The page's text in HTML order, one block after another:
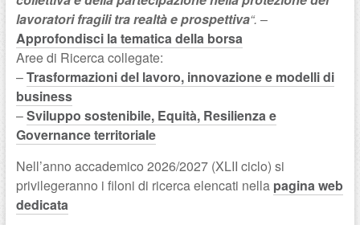
lavoratori fragili tra realtà e prospettiva“. –
Approfondisci la tematica della borsa
Aree di Ricerca collegate:
–Trasformazioni del lavoro, innovazione e modelli di
business
–Sviluppo sostenibile, Equità, Resilienza e
Governance territoriale
Nell’anno accademico 2026/2027 (XLII ciclo) si
privilegeranno i filoni di ricerca elencati nella pagina web
dedicata